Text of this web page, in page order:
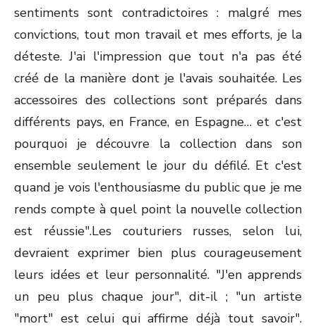
sentiments sont contradictoires : malgré mes
convictions, tout mon travail et mes efforts, je la
déteste. J'ai l'impression que tout n'a pas été
créé de la manière dont je l'avais souhaitée. Les
accessoires des collections sont préparés dans
différents pays, en France, en Espagne… et c'est
pourquoi je découvre la collection dans son
ensemble seulement le jour du défilé. Et c'est
quand je vois l'enthousiasme du public que je me
rends compte à quel point la nouvelle collection
est réussie".Les couturiers russes, selon lui,
devraient exprimer bien plus courageusement
leurs idées et leur personnalité. "J'en apprends
un peu plus chaque jour", dit-il ; "un artiste
"mort" est celui qui affirme déjà tout savoir".